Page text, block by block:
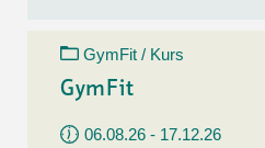
GymFit / Kurs
GymFit
06.08.26 - 17.12.26